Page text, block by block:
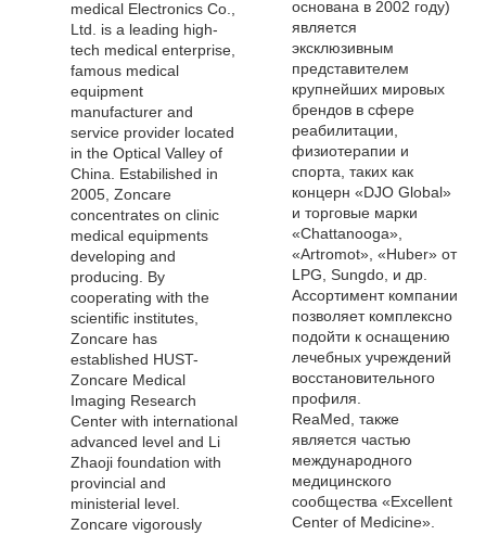
medical Electronics Co.,
Ltd. is a leading high-
tech medical enterprise,
famous medical
equipment
manufacturer and
service provider located
in the Optical Valley of
China. Estabilished in
2005, Zoncare
concentrates on clinic
medical equipments
developing and
producing. By
cooperating with the
scientific institutes,
Zoncare has
established HUST-
Zoncare Medical
Imaging Research
Center with international
advanced level and Li
Zhaoji foundation with
provincial and
ministerial level.
Zoncare vigorously
основана в 2002 году)
является
эксклюзивным
представителем
крупнейших мировых
брендов в сфере
реабилитации,
физиотерапии и
спорта, таких как
концерн «DJO Global»
и торговые марки
«Chattanooga»,
«Artromot», «Huber» от
LPG, Sungdo, и др.
Ассортимент компании
позволяет комплексно
подойти к оснащению
лечебных учреждений
восстановительного
профиля.
ReaMed, также
является частью
международного
медицинского
сообщества «Excellent
Center of Medicine».